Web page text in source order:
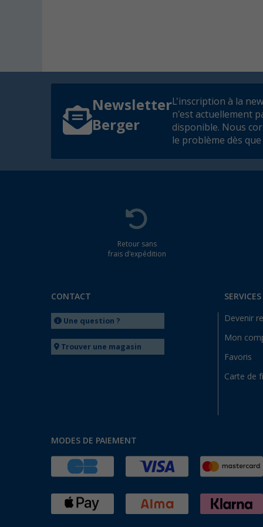
Newsletter
Berger
L'inscription à la
n'est actuellement
disponible. Nous
le problème dès
Retour sans
frais d'expédition
CONTACT
Une question ?
Trouver une magasin
Devenir
Mon
Favoris
Carte de
MODES DE PAIEMENT